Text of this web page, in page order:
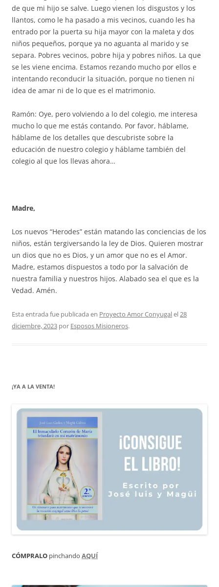
de que mi hijo se salve. Luego vienen los disgustos y los
llantos, como le ha pasado a mis vecinos, cuando les ha
entrado por la puerta su hija mayor con la maleta y dos
niños pequeños, porque ya no aguanta al marido y se
separa. Pobres vecinos, pobre hija y pobres niños. La que
se les viene encima. Estamos rezando mucho por ellos e
intentando reconducir la situación, porque no tienen ni
idea de amar ni de lo que es el matrimonio.
Ramón: Oye, pero volviendo a lo del colegio, me interesa
mucho lo que me estás contando. Por favor, háblame,
háblame de los detalles que descubriste sobre la
educación de nuestro colegio y háblame también del
colegio al que los llevas ahora…
Madre,
Los nuevos “Herodes” están matando las conciencias de los
niños, están tergiversando la ley de Dios. Quieren mostrar
un dios que no es Dios, y un amor que no es el Amor.
Madre, estamos dispuestos a todo por la salvación de
nuestra familia y nuestros hijos. Alabado sea el que es la
Vedad. Amén.
Esta entrada fue publicada en Proyecto Amor Conyugalel28
diciembre, 2023 por Esposos Misioneros.
¡YA A LA VENTA!
CÓMPRALO pinchando AQUÍ